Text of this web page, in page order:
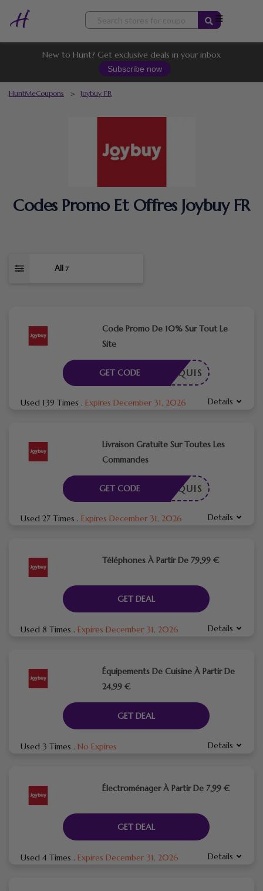
Skip
content
New to Hunt? Get exclusive deals in your inbox
Subscribe now
HuntMeCoupons > Joybuy FR
Codes Promo Et Offres Joybuy FR
All 7
Code Promo De 10% Sur Tout Le
Site
E REQUIS
GET CODE
Used 139 Times . Expires December 31, 2026 Details
Livraison Gratuite Sur Toutes Les
Commandes
E REQUIS
GET CODE
Used 27 Times . Expires December 31, 2026 Details
Téléphones À Partir De 79,99 €
GET DEAL
Used 8 Times . Expires December 31, 2026 Details
Équipements De Cuisine À Partir De
24,99 €
GET DEAL
Used 3 Times . No Expires Details
Électroménager À Partir De 7,99 €
GET DEAL
Used 4 Times . Expires December 31, 2026 Details